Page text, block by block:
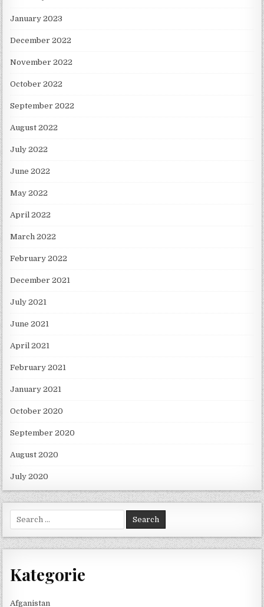
January 2023
December 2022
November 2022
October 2022
September 2022
August 2022
July 2022
June 2022
May 2022
April 2022
March 2022
February 2022
December 2021
July 2021
June 2021
April 2021
February 2021
January 2021
October 2020
September 2020
August 2020
July 2020
Search for:
Kategorie
Afganistan